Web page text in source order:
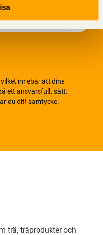
innebär att dina
ett ansvarsfullt sätt.
du ditt samtycke.
trä, träprodukter och